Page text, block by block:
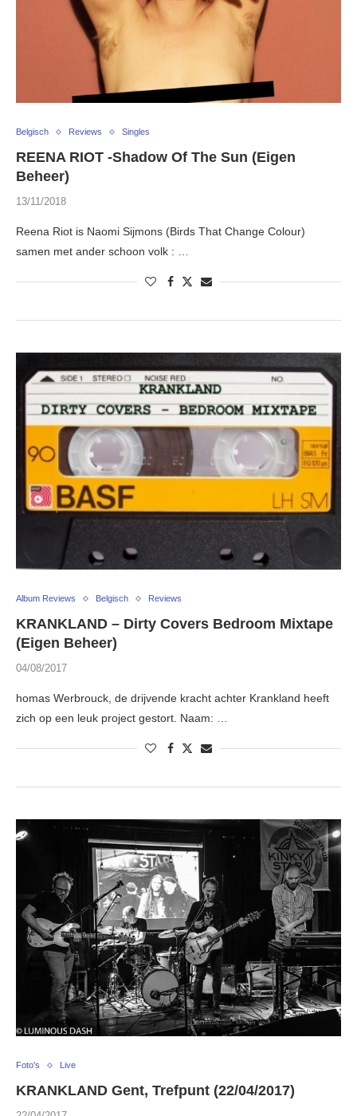
Belgisch Reviews Singles
REENA RIOT -Shadow Of The Sun (Eigen
Beheer)
13/11/2018
Reena Riot is Naomi Sijmons (Birds That Change Colour)
samen met ander schoon volk : …
Album Reviews Belgisch Reviews
KRANKLAND – Dirty Covers Bedroom Mixtape
(Eigen Beheer)
04/08/2017
homas Werbrouck, de drijvende kracht achter Krankland heeft
zich op een leuk project gestort. Naam: …
Foto's Live
KRANKLAND Gent, Trefpunt (22/04/2017)